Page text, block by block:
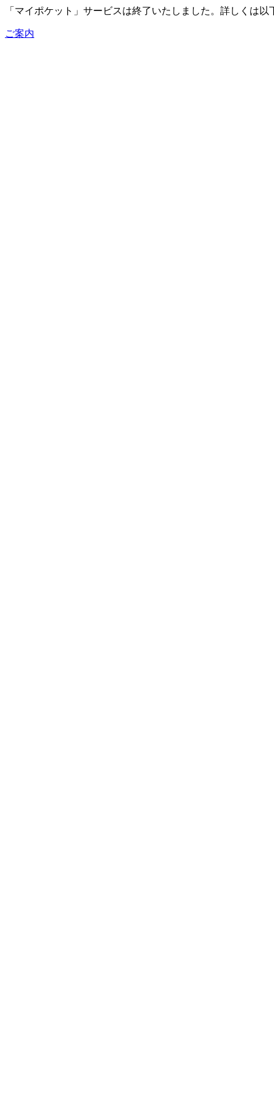
「マイポケット」サービスは終了いたしました。詳しくは
ご案内